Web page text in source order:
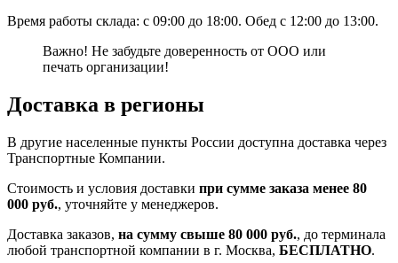
Время работы склада: с 09:00 до 18:00. Обед с 12:00 до 13:00.
Важно! Не забудьте доверенность от ООО или
печать организации!
Доставка в регионы
В другие населенные пункты России доступна доставка через
Транспортные Компании.
Стоимость и условия доставки при сумме заказа менее 80
000 руб., уточняйте у менеджеров.
Доставка заказов, на сумму свыше 80 000 руб., до терминала
любой транспортной компании в г. Москва, БЕСПЛАТНО.